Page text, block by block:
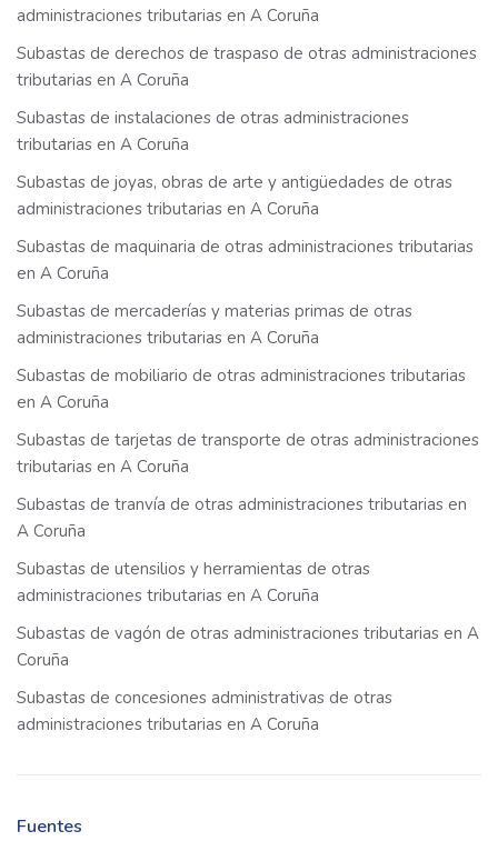
administraciones tributarias en A Coruña
Subastas de derechos de traspaso de otras administraciones
tributarias en A Coruña
Subastas de instalaciones de otras administraciones
tributarias en A Coruña
Subastas de joyas, obras de arte y antigüedades de otras
administraciones tributarias en A Coruña
Subastas de maquinaria de otras administraciones tributarias
en A Coruña
Subastas de mercaderías y materias primas de otras
administraciones tributarias en A Coruña
Subastas de mobiliario de otras administraciones tributarias
en A Coruña
Subastas de tarjetas de transporte de otras administraciones
tributarias en A Coruña
Subastas de tranvía de otras administraciones tributarias en
A Coruña
Subastas de utensilios y herramientas de otras
administraciones tributarias en A Coruña
Subastas de vagón de otras administraciones tributarias en A
Coruña
Subastas de concesiones administrativas de otras
administraciones tributarias en A Coruña
Fuentes